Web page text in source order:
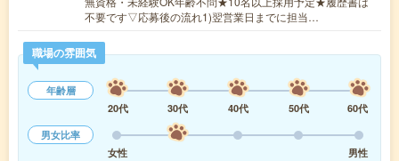
不要です▽応募後の流れ1)翌営業日までに担当…
職場の雰囲気
年齢層
20代
30代 40代 50代
60代
男女比率
女性
男性